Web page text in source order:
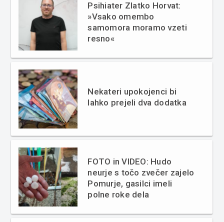
Psihiater Zlatko Horvat:
»Vsako omembo
samomora moramo vzeti
resno«
Nekateri upokojenci bi
lahko prejeli dva dodatka
FOTO in VIDEO: Hudo
neurje s točo zvečer zajelo
Pomurje, gasilci imeli
polne roke dela